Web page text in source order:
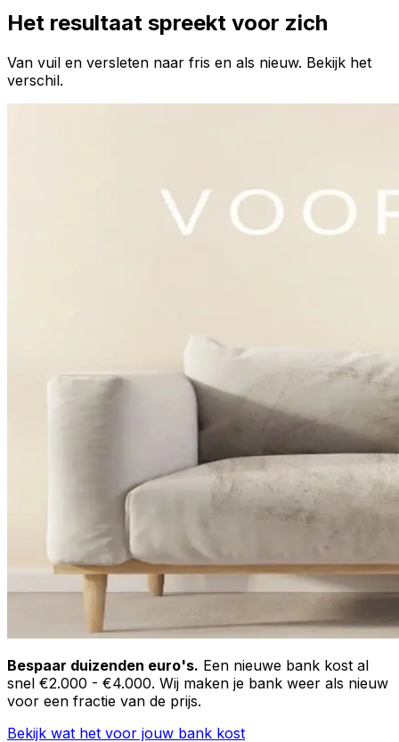
Het resultaat spreekt voor zich
Van vuil en versleten naar fris en als nieuw. Bekijk het
verschil.
Bespaar duizenden euro's. Een nieuwe bank kost al
snel €2.000 - €4.000. Wij maken je bank weer als nieuw
voor een fractie van de prijs.
Bekijk wat het voor jouw bank kost